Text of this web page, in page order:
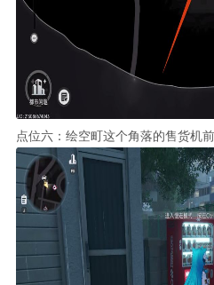
点位六：绘空町这个角落的售货机前